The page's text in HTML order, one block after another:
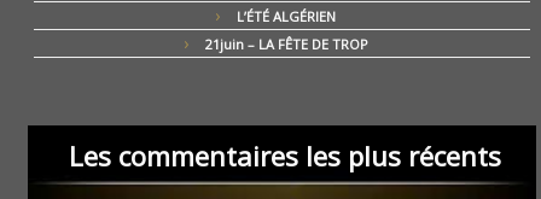
L’ÉTÉ ALGÉRIEN
21juin – LA FÊTE DE TROP
Les commentaires les plus récents